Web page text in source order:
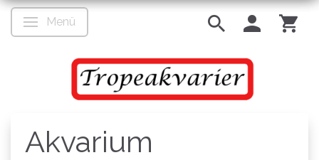
Anzeige ändern
Menü
Akvarium